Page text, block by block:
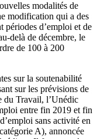
modalités de
modification qui a des
périodes d’emploi et de
delà de décembre, le
de 100 à 200
sur la soutenabilité
sur les prévisions de
du Travail, l’Unédic
entre fin 2019 et fin
sans activité en
A), annoncée